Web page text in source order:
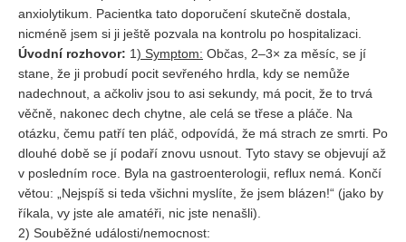
anxiolytikum. Pacientka tato doporučení skutečně dostala,
nicméně jsem si ji ještě pozvala na kontrolu po hospitalizaci.
Úvodní rozhovor: 1) Symptom: Občas, 2–3× za měsíc, se jí
stane, že ji probudí pocit sevřeného hrdla, kdy se nemůže
nadechnout, a ačkoliv jsou to asi sekundy, má pocit, že to trvá
věčně, nakonec dech chytne, ale celá se třese a pláče. Na
otázku, čemu patří ten pláč, odpovídá, že má strach ze smrti. Po
dlouhé době se jí podaří znovu usnout. Tyto stavy se objevují až
v posledním roce. Byla na gastroenterologii, reflux nemá. Končí
větou: „Nejspíš si teda všichni myslíte, že jsem blázen!“ (jako by
říkala, vy jste ale amatéři, nic jste nenašli).
2) Souběžné události/nemocnost: